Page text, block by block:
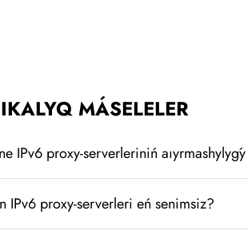
MÁSELELER
IPv6 proxy-serverleriniń
IPv6 proxy-serverleri eń senimsiz?